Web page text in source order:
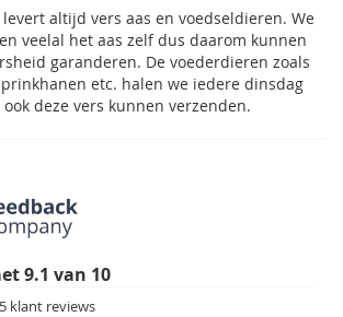
altijd vers aas en voedseldieren. We
veelal het aas zelf dus daarom kunnen
garanderen. De voederdieren zoals
etc. halen we iedere dinsdag
deze vers kunnen verzenden.
9.1 van 10
klant reviews